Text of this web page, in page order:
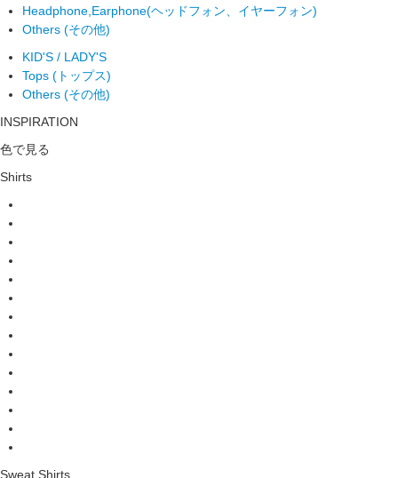
Headphone,Earphone(ヘッドフォン、イヤーフォン)
Others (その他)
KID'S / LADY'S
Tops (トップス)
Others (その他)
INSPIRATION
色で見る
Shirts
Sweat Shirts